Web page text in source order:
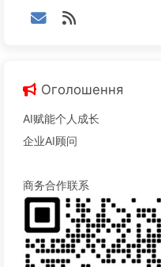
Оголошення
AI赋能个人成长
企业AI顾问
商务合作联系